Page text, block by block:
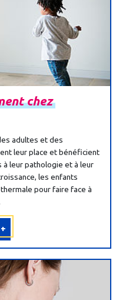
chez
adultes et des
leur place et bénéficient
leur pathologie et à leur
les enfants
pour faire face à